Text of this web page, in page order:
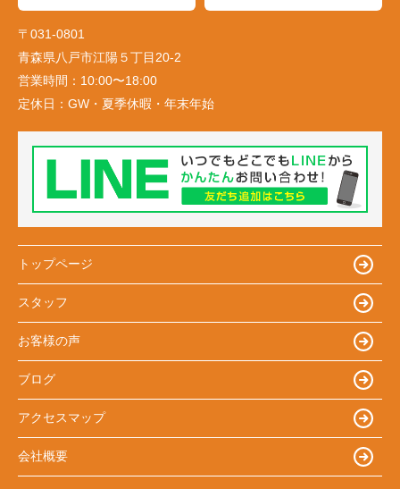
〒031-0801
青森県八戸市江陽５丁目20-2
営業時間： 10:00〜18:00
定休日： GW・夏季休暇・年末年始
トップページ
スタッフ
お客様の声
ブログ
アクセスマップ
会社概要